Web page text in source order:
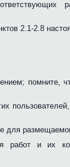
2.1-2.8
помните,
для
работ и их